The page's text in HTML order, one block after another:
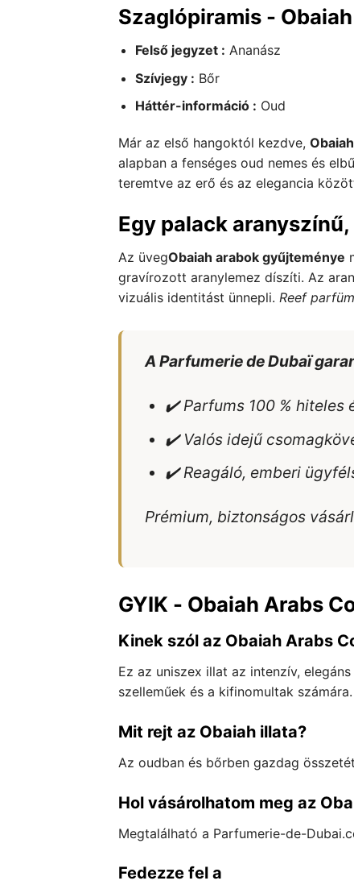
Szaglópiramis -
Felső jegyzet : Ananász
Szívjegy : Bőr
Háttér-információ : Oud
Már az első hangoktól kezdve, Obaiah
alapban a fenséges oud nemes és
teremtve az erő és az elegancia
Egy palack
Az üvegObaiah arabok gyűjteménye
gravírozott aranylemez díszíti. Az
vizuális identitást ünnepli. Reef
A Parfumerie de Dubaï
✔️ Parfums 100 % hiteles
✔️ Valós idejű
✔️ Reagáló, emberi
Prémium, biztonságos
GYIK - Obaiah Arabs
Kinek szól az Obaiah Arabs
Ez az uniszex illat az intenzív,
szelleműek és a kifinomultak számára.
Mit rejt az Obaiah illata?
Az oudban és bőrben gazdag
Hol vásárolhatom meg az
Megtalálható a Parfumerie-de-
Fedezze fel a